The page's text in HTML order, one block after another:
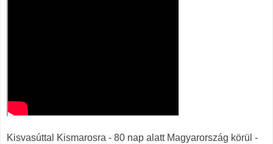
Kisvasúttal Kismarosra - 80 nap alatt Magyarország körül -